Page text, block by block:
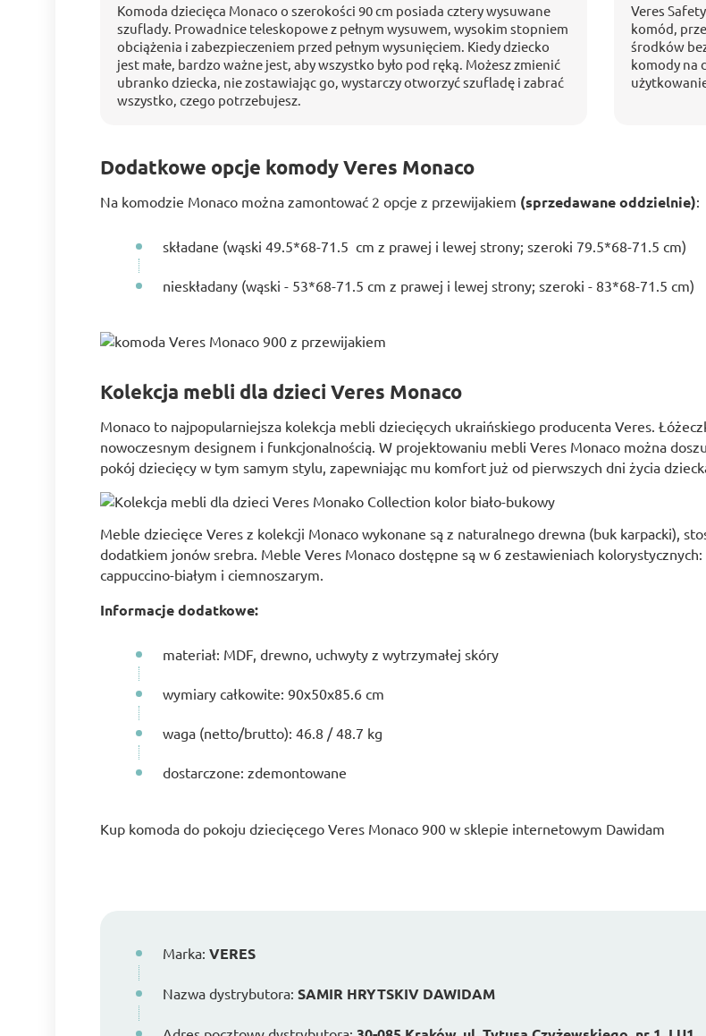
Komoda dziecięca Monaco o szerokości 90 cm posiada cztery wysuwane
szuflady. Prowadnice teleskopowe z pełnym wysuwem, wysokim stopniem
obciążenia i zabezpieczeniem przed pełnym wysunięciem. Kiedy dziecko
jest małe, bardzo ważne jest, aby wszystko było pod ręką. Możesz zmienić
ubranko dziecka, nie zostawiając go, wystarczy otworzyć szufladę i zabrać
wszystko, czego potrzebujesz.
Veres
komód,
środków
komody na
Dodatkowe opcje komody Veres Monaco
Na komodzie Monaco można zamontować 2 opcje z przewijakiem (sprzedawane oddzielnie):
składane (wąski 49.5*68-71.5 cm z prawej i lewej strony; szeroki 79.5*68-71.5 cm)
nieskładany (wąski - 53*68-71.5 cm z prawej i lewej strony; szeroki - 83*68-71.5 cm)
Kolekcja mebli dla dzieci Veres Monaco
Monaco to najpopularniejsza kolekcja mebli dziecięcych ukraińskiego producenta Veres.
nowoczesnym designem i funkcjonalnością. W projektowaniu mebli Veres Monaco można
pokój dziecięcy w tym samym stylu, zapewniając mu komfort już od pierwszych dni życia
Meble dziecięce Veres z kolekcji Monaco wykonane są z naturalnego drewna (buk karpacki),
dodatkiem jonów srebra. Meble Veres Monaco dostępne są w 6 zestawieniach kolorystycznych:
cappuccino-białym i ciemnoszarym.
Informacje dodatkowe:
materiał: MDF, drewno, uchwyty z wytrzymałej skóry
wymiary całkowite: 90x50x85.6 cm
waga (netto/brutto): 46.8 / 48.7 kg
dostarczone: zdemontowane
Kup komoda do pokoju dziecięcego Veres Monaco 900 w sklepie internetowym Dawidam
Marka: VERES
Nazwa dystrybutora: SAMIR HRYTSKIV DAWIDAM